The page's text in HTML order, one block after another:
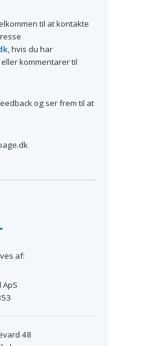
til at kontakte
, hvis du har
kommentarer til
og ser frem til at
af:
ApS
48